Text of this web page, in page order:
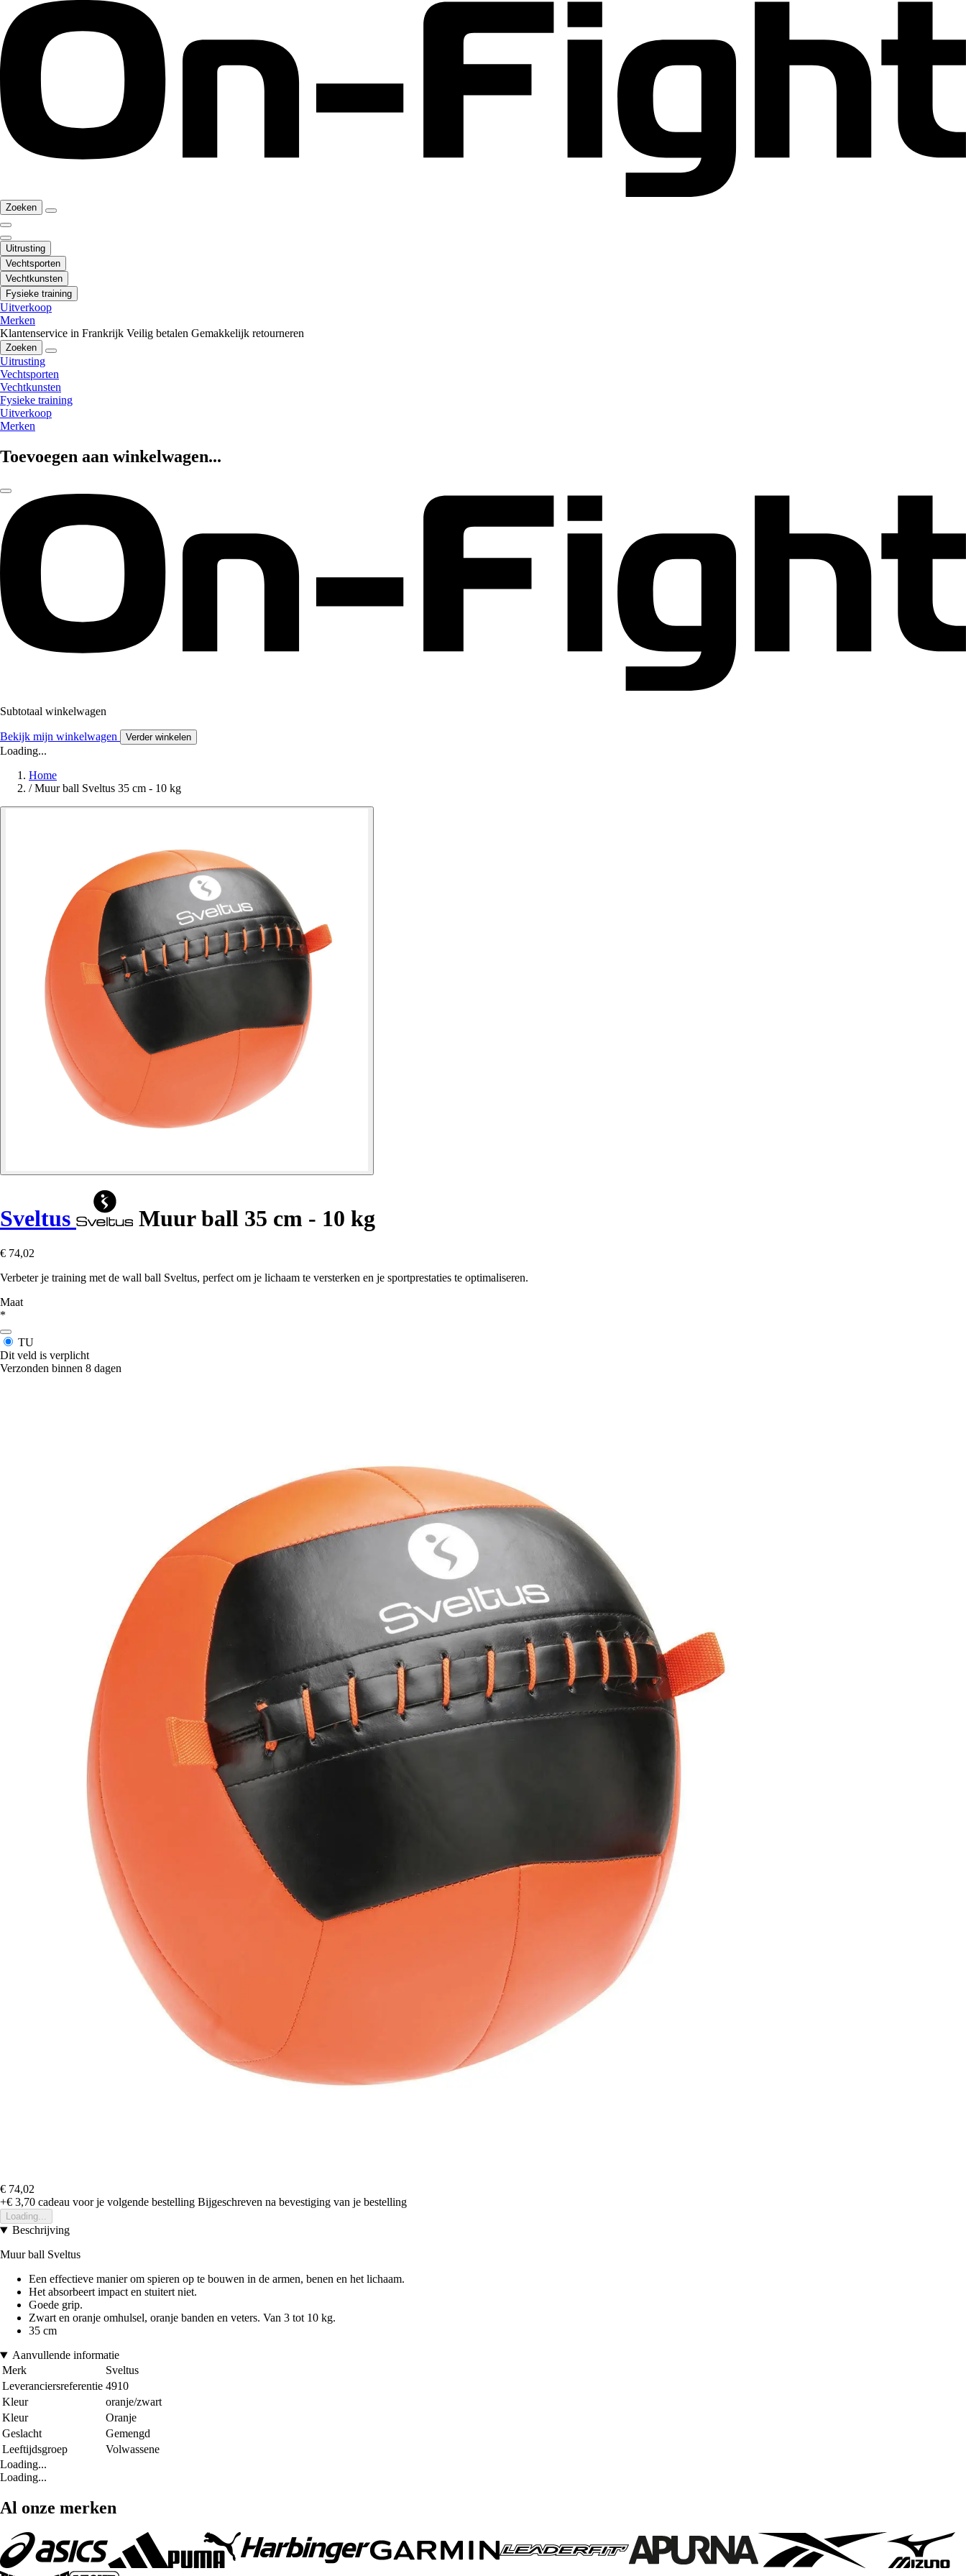
Zoeken
Uitrusting
Vechtsporten
Vechtkunsten
Fysieke training
Uitverkoop
Merken
Klantenservice in Frankrijk Veilig betalen Gemakkelijk retourneren
Zoeken
Uitrusting
Vechtsporten
Vechtkunsten
Fysieke training
Uitverkoop
Merken
Toevoegen aan winkelwagen...
Subtotaal winkelwagen
Bekijk mijn winkelwagen Verder winkelen
Loading...
Home
/ Muur ball Sveltus 35 cm - 10 kg
Sveltus Muur ball 35 cm - 10 kg
€ 74,02
Verbeter je training met de wall ball Sveltus, perfect om je lichaam te versterken en je sportprestaties te optimaliseren.
Maat
*
TU
Dit veld is verplicht
Verzonden binnen 8 dagen
€ 74,02
+€ 3,70 cadeau voor je volgende bestelling Bijgeschreven na bevestiging van je bestelling
Loading...
Beschrijving
Muur ball Sveltus
Een effectieve manier om spieren op te bouwen in de armen, benen en het lichaam.
Het absorbeert impact en stuitert niet.
Goede grip.
Zwart en oranje omhulsel, oranje banden en veters. Van 3 tot 10 kg.
35 cm
Aanvullende informatie
Merk
Sveltus
Leveranciersreferentie 4910
Kleur
oranje/zwart
Kleur
Oranje
Geslacht
Gemengd
Leeftijdsgroep
Volwassene
Loading...
Loading...
Al onze merken